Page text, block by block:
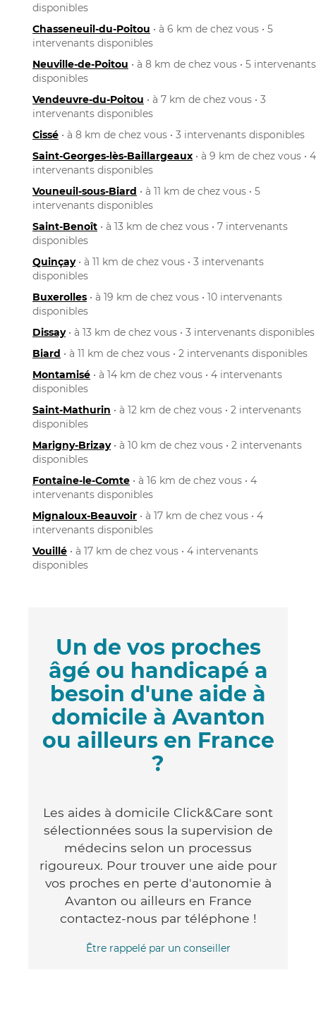
disponibles
Chasseneuil-du-Poitou • à 6 km de chez vous • 5
intervenants disponibles
Neuville-de-Poitou • à 8 km de chez vous • 5 intervenants
disponibles
Vendeuvre-du-Poitou • à 7 km de chez vous • 3
intervenants disponibles
Cissé • à 8 km de chez vous • 3 intervenants disponibles
Saint-Georges-lès-Baillargeaux • à 9 km de chez vous • 4
intervenants disponibles
Vouneuil-sous-Biard • à 11 km de chez vous • 5
intervenants disponibles
Saint-Benoît • à 13 km de chez vous • 7 intervenants
disponibles
Quinçay• à 11 km de chez vous • 3 intervenants
disponibles
Buxerolles • à 19 km de chez vous • 10 intervenants
disponibles
Dissay• à 13 km de chez vous • 3 intervenants disponibles
Biard • à 11 km de chez vous • 2 intervenants disponibles
Montamisé • à 14 km de chez vous • 4 intervenants
disponibles
Saint-Mathurin • à 12 km de chez vous • 2 intervenants
disponibles
Marigny-Brizay• à 10 km de chez vous • 2 intervenants
disponibles
Fontaine-le-Comte • à 16 km de chez vous • 4
intervenants disponibles
Mignaloux-Beauvoir • à 17 km de chez vous • 4
intervenants disponibles
Vouillé • à 17 km de chez vous • 4 intervenants
disponibles
Un de vos proches
âgé ou handicapé a
besoin d'une aide à
domicile à Avanton
ou ailleurs en France
?
Les aides à domicile Click&Care sont
sélectionnées sous la supervision de
médecins selon un processus
rigoureux. Pour trouver une aide pour
vos proches en perte d'autonomie à
Avanton ou ailleurs en France
contactez-nous par téléphone !
Être rappelé par un conseiller